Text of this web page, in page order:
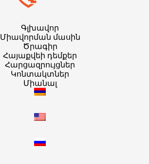
Գլխավոր
Միավորման մասին
Ծրագիր
Հայաքվեի դեմքեր
Հարցազրույցներ
Կոնտակտներ
Միանալ